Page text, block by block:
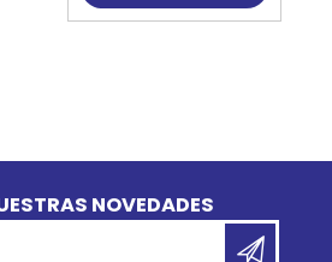
NOVEDADES